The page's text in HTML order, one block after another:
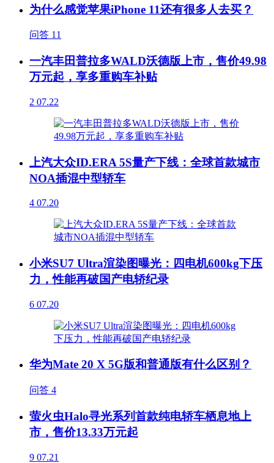
为什么感觉苹果iPhone 11还有很多人去买？
问答 11
一汽丰田普拉多WALD沃德版上市，售价49.98
万元起，享多重购车补贴
2 07.22
上汽大众ID.ERA 5S量产下线：全球首款城市
NOA插混中型轿车
4 07.20
小米SU7 Ultra渲染图曝光：四电机600kg下压
力，性能再破国产电轿纪录
6 07.20
华为Mate 20 X 5G版和普通版有什么区别？
问答 4
萤火虫Halo寻光系列首款纯电轿车栖息地上
市，售价13.33万元起
9 07.21